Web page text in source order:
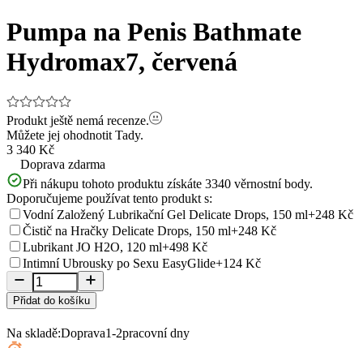
of
Pumpa na Penis Bathmate
Hydromax7, červená
Produkt ještě nemá recenze.
Můžete jej ohodnotit Tady.
3 340 Kč
Doprava zdarma
Při nákupu tohoto produktu získáte 3340 věrnostní body.
Doporučujeme používat tento produkt s:
Vodní Založený Lubrikační Gel Delicate Drops, 150 ml+248 Kč
Čistič na Hračky Delicate Drops, 150 ml+248 Kč
Lubrikant JO H2O, 120 ml+498 Kč
Intimní Ubrousky po Sexu EasyGlide+124 Kč
Přidat do košíku
Na skladě:Doprava1-2pracovní dny